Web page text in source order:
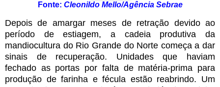
Fonte: Cleonildo Mello/Agência Sebrae
Depois de amargar meses de retração devido ao
período de estiagem, a cadeia produtiva da
mandiocultura do Rio Grande do Norte começa a dar
sinais de recuperação. Unidades que haviam
fechado as portas por falta de matéria-prima para
produção de farinha e fécula estão reabrindo. Um